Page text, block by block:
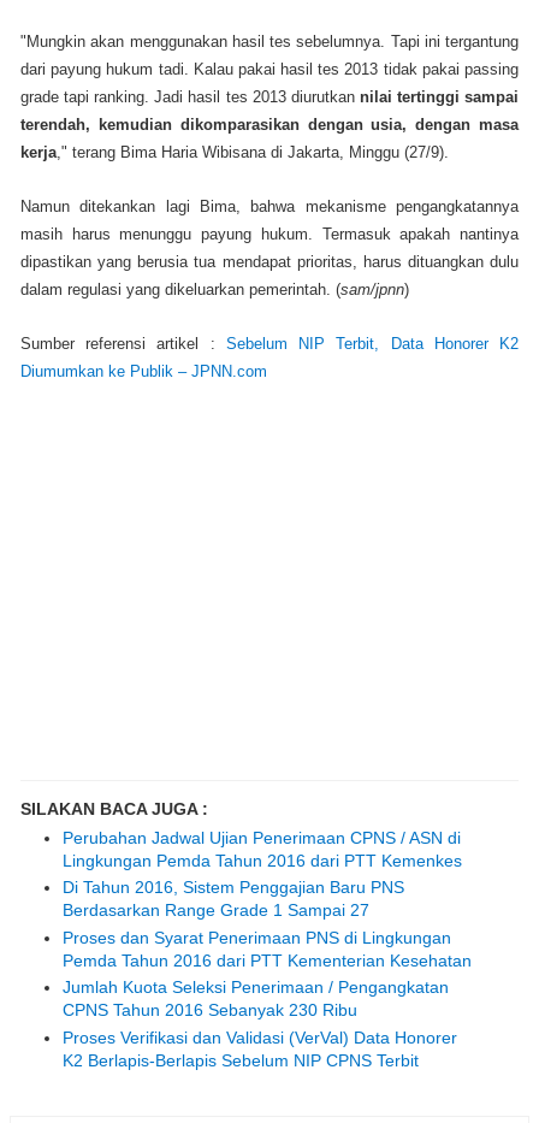
"Mungkin akan menggunakan hasil tes sebelumnya. Tapi ini tergantung
dari payung hukum tadi. Kalau pakai hasil tes 2013 tidak pakai passing
grade tapi ranking.‎ Jadi hasil tes 2013 diurutkan nilai tertinggi sampai
terendah, kemudian dikomparasikan dengan usia, dengan masa
kerja ," terang Bima Haria Wibisana di Jakarta, Minggu (27/9).
Namun ditekankan lagi Bima, bahwa mekanisme pengangkatannya
masih harus menunggu payung hukum. Termasuk apakah nantinya
dipastikan yang berusia tua mendapat prioritas, harus dituangkan dulu
dalam regulasi yang dikeluarkan pemerintah. (sam/jpnn)
Sumber referensi artikel : Sebelum NIP Terbit, Data Honorer K2
Diumumkan ke Publik – JPNN.com
SILAKAN BACA JUGA :
Perubahan Jadwal Ujian Penerimaan CPNS / ASN di
Lingkungan Pemda Tahun 2016 dari PTT Kemenkes
Di Tahun 2016, Sistem Penggajian Baru PNS
Berdasarkan Range Grade 1 Sampai 27
Proses dan Syarat Penerimaan PNS di Lingkungan
Pemda Tahun 2016 dari PTT Kementerian Kesehatan
Jumlah Kuota Seleksi Penerimaan / Pengangkatan
CPNS Tahun 2016 Sebanyak 230 Ribu
Proses Verifikasi dan Validasi (VerVal) Data Honorer
K2 Berlapis-Berlapis Sebelum NIP CPNS Terbit